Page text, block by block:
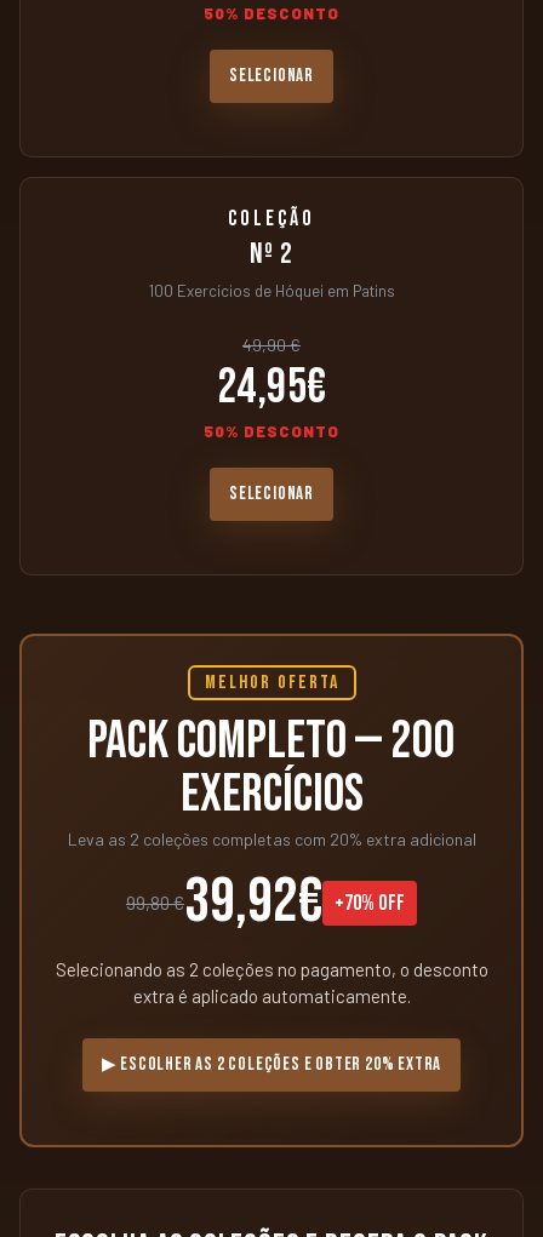
50% DESCONTO
SELECIONAR
COLEÇÃO
Nº 2
100 Exercícios de Hóquei em Patins
49,90 €
24,95€
50% DESCONTO
SELECIONAR
MELHOR OFERTA
PACK COMPLETO — 200
EXERCÍCIOS
Leva as 2 coleções completas com 20% extra adicional
99,80 €39,92€ +70% OFF
Selecionando as 2 coleções no pagamento, o desconto
extra é aplicado automaticamente.
▶ ESCOLHER AS 2 COLEÇÕES E OBTER 20% EXTRA